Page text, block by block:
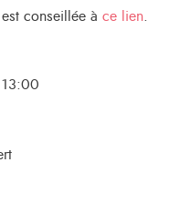
conseillée à ce lien